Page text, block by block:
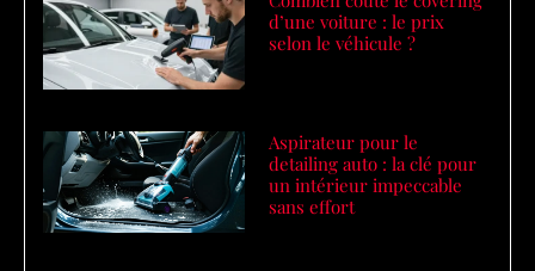
d’une voiture : le prix
selon le véhicule ?
Aspirateur pour le
detailing auto : la clé pour
un intérieur impeccable
sans effort